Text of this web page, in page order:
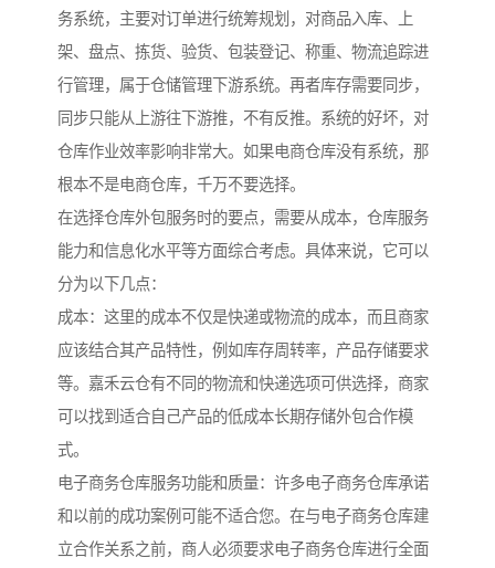
务系统，主要对订单进行统筹规划，对商品入库、上
架、盘点、拣货、验货、包装登记、称重、物流追踪进
行管理，属于仓储管理下游系统。再者库存需要同步，
同步只能从上游往下游推，不有反推。系统的好坏，对
仓库作业效率影响非常大。如果电商仓库没有系统，那
根本不是电商仓库，千万不要选择。
在选择仓库外包服务时的要点，需要从成本，仓库服务
能力和信息化水平等方面综合考虑。具体来说，它可以
分为以下几点：
成本：这里的成本不仅是快递或物流的成本，而且商家
应该结合其产品特性，例如库存周转率，产品存储要求
等。嘉禾云仓有不同的物流和快递选项可供选择，商家
可以找到适合自己产品的低成本长期存储外包合作模
式。
电子商务仓库服务功能和质量：许多电子商务仓库承诺
和以前的成功案例可能不适合您。在与电子商务仓库建
立合作关系之前，商人必须要求电子商务仓库进行全面